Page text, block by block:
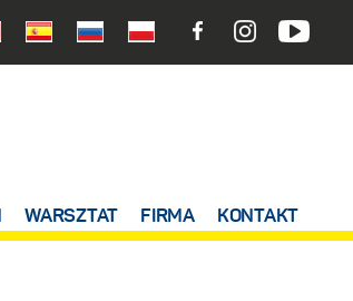
WARSZTAT FIRMA KONTAKT